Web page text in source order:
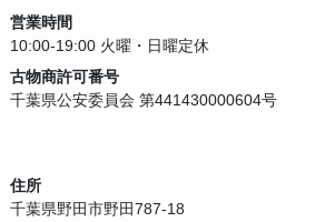
営業時間
10:00-19:00 火曜・日曜定休
古物商許可番号
千葉県公安委員会 第441430000604号
住所
千葉県野田市野田787-18